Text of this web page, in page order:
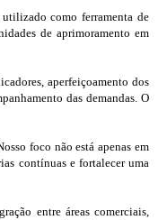
como ferramenta de
de aprimoramento em
aperfeiçoamento dos
das demandas. O
foco não está apenas em
contínuas e fortalecer uma
entre áreas comerciais,